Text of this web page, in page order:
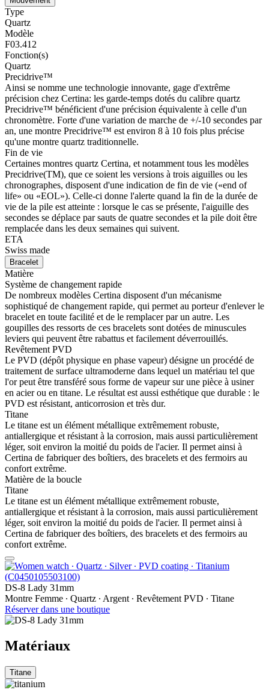
Type
Quartz
Modèle
F03.412
Fonction(s)
Quartz
Precidrive™
Ainsi se nomme une technologie innovante, gage d'extrême
précision chez Certina: les garde-temps dotés du calibre quartz
Precidrive™ bénéficient d'une précision équivalente à celle d'un
chronomètre. Forte d'une variation de marche de +/-10 secondes par
an, une montre Precidrive™ est environ 8 à 10 fois plus précise
qu'une montre quartz traditionnelle.
Fin de vie
Certaines montres quartz Certina, et notamment tous les modèles
Precidrive(TM), que ce soient les versions à trois aiguilles ou les
chronographes, disposent d'une indication de fin de vie («end of
life» ou «EOL»). Celle-ci donne l'alerte quand la fin de la durée de
vie de la pile est atteinte : lorsque le cas se présente, l'aiguille des
secondes se déplace par sauts de quatre secondes et la pile doit être
remplacée dans les deux semaines qui suivent.
ETA
Swiss made
Bracelet
Matière
Système de changement rapide
De nombreux modèles Certina disposent d'un mécanisme
sophistiqué de changement rapide, qui permet au porteur d'enlever le
bracelet en toute facilité et de le remplacer par un autre. Les
goupilles des ressorts de ces bracelets sont dotées de minuscules
leviers qui peuvent être rabattus et facilement déverrouillés.
Revêtement PVD
Le PVD (dépôt physique en phase vapeur) désigne un procédé de
traitement de surface ultramoderne dans lequel un matériau tel que
l'or peut être transféré sous forme de vapeur sur une pièce à usiner
en acier ou en titane. Le résultat est aussi esthétique que durable : le
PVD est résistant, anticorrosion et très dur.
Titane
Le titane est un élément métallique extrêmement robuste,
antiallergique et résistant à la corrosion, mais aussi particulièrement
léger, soit environ la moitié du poids de l'acier. Il permet ainsi à
Certina de fabriquer des boîtiers, des bracelets et des fermoirs au
confort extrême.
Matière de la boucle
Titane
Le titane est un élément métallique extrêmement robuste,
antiallergique et résistant à la corrosion, mais aussi particulièrement
léger, soit environ la moitié du poids de l'acier. Il permet ainsi à
Certina de fabriquer des boîtiers, des bracelets et des fermoirs au
confort extrême.
DS-8 Lady 31mm
Montre Femme ∙ Quartz ∙ Argent ∙ Revêtement PVD ∙ Titane
Réserver dans une boutique
Matériaux
Titane